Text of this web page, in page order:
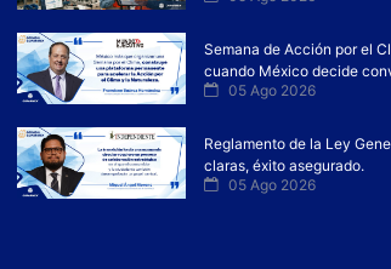
Semana de Acción por el
cuando México decide
05 Ago 2026
Reglamento de la Ley
claras, éxito asegurado.
05 Ago 2026